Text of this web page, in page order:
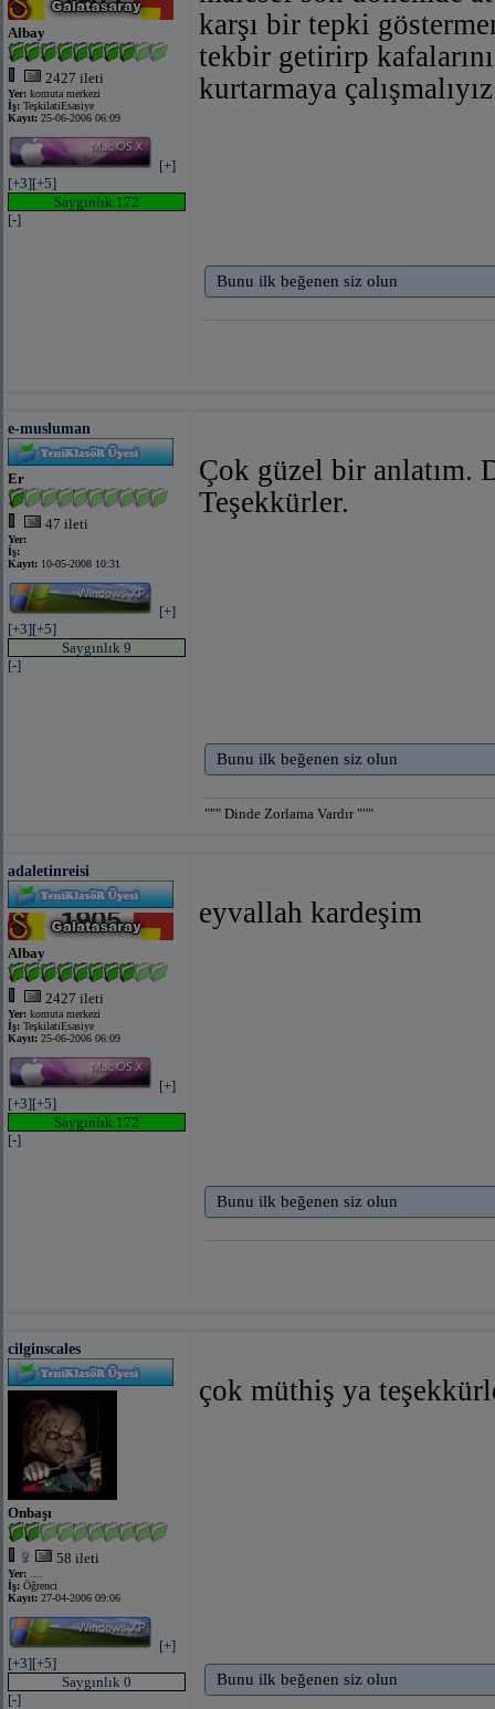
Albay
2427 ileti
Yer: komuta merkezi
İş: TeşkilatiEsasiye
Kayıt: 25-06-2006 06:09
[+]
[+3][+5]
Saygınlık 172
[-]
karşı bir tepki
tekbir getirirp
kurtarmaya çalışmalıyız
Bunu ilk beğenen siz olun
e-musluman
Er
47 ileti
Yer:
İş:
Kayıt: 10-05-2008 10:31
[+]
[+3][+5]
Saygınlık 9
[-]
Çok güzel bir anlatım.
Teşekkürler.
Bunu ilk beğenen siz olun
""" Dinde Zorlama Vardır """
adaletinreisi
Albay
2427 ileti
Yer: komuta merkezi
İş: TeşkilatiEsasiye
Kayıt: 25-06-2006 06:09
[+]
[+3][+5]
Saygınlık 172
[-]
eyvallah kardeşim
Bunu ilk beğenen siz olun
cilginscales
Onbaşı
58 ileti
Yer:
İş: Öğrenci
Kayıt: 27-04-2006 09:06
[+]
[+3][+5]
Saygınlık 0
[-]
çok müthiş ya
Bunu ilk beğenen siz olun